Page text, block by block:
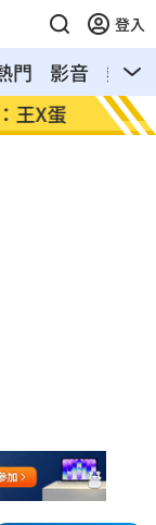
登入
門 影音
熱搜
王X蛋
包租
制